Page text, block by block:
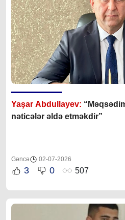
Yaşar Abdullayev:
nəticələr əldə etməkdir”
Gəncə 02-07-2026
3 0 507